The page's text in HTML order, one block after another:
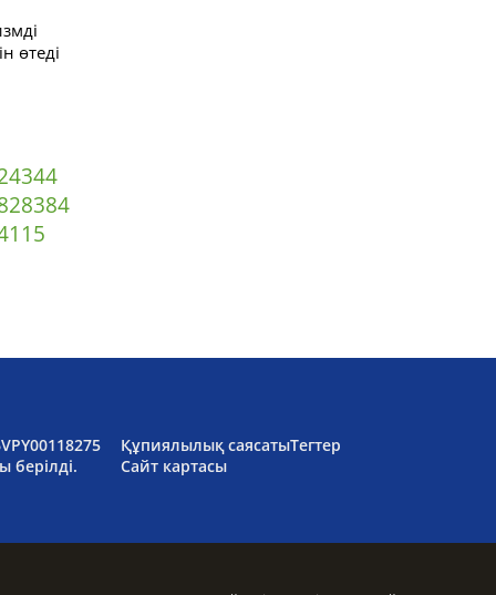
өтеді
4344
8384
115
берілді.
Құпиялылық саясатыТегтер
Сайт картасы